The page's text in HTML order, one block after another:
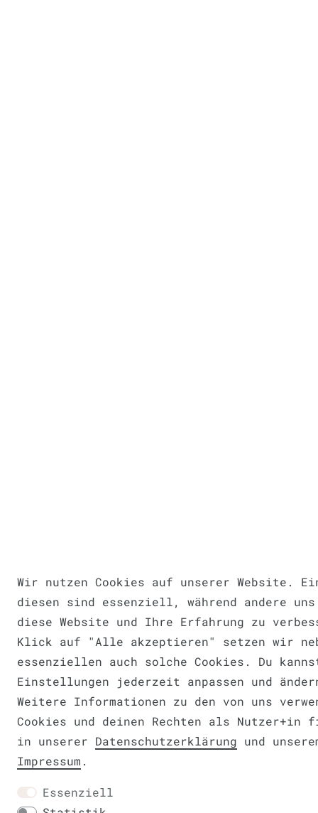
Wir nutzen Cookies auf unserer Website.
diesen sind essenziell, während andere
diese Website und Ihre Erfahrung zu
Klick auf "Alle akzeptieren" setzen wir
essenziellen auch solche Cookies. Du
Einstellungen jederzeit anpassen und
Weitere Informationen zu den von uns
Cookies und deinen Rechten als Nutzer+in
in unserer Daten­schutz­erklärung und
Impressum .
Essenziell